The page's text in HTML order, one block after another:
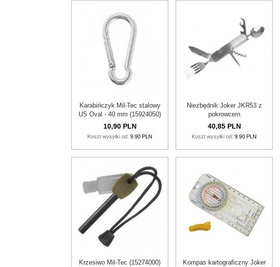
Karabińczyk Mil-Tec stalowy
US Oval - 40 mm (15924050)
10,90 PLN
Koszt wysyłki od:9.90 PLN
Niezbędnik Joker JKR53 z
pokrowcem
40,85 PLN
Koszt wysyłki od:9.90 PLN
Krzesiwo Mil-Tec (15274000)
Kompas kartograficzny Joker